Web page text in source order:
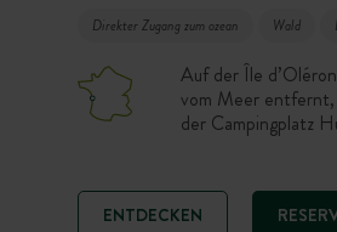
Direkter Zugang zum ozean Wald
Auf der Île
vom Meer
der Campingplatz
aus feinem Sand
Genießen Sie einen
ENTDECKEN